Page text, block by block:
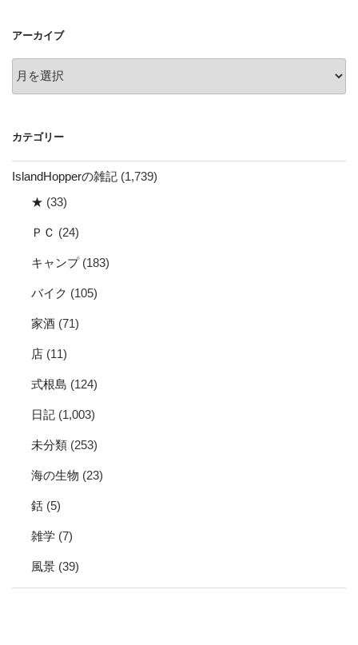
ン
アーカイブ
ー
ブ
カテゴリー
IslandHopperの雑記 (1,739)
★ (33)
ＰＣ (24)
キャンプ(183)
バイク (105)
家酒 (71)
店 (11)
式根島 (124)
日記 (1,003)
未分類 (253)
海の生物 (23)
銛 (5)
雑学 (7)
風景 (39)